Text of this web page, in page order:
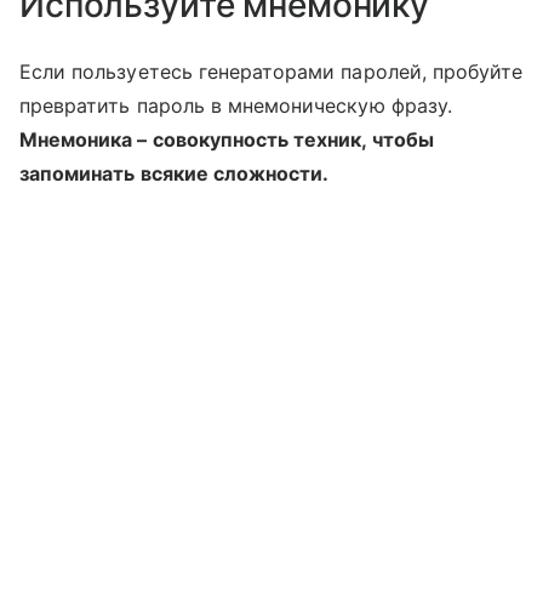
Если пользуетесь генераторами паролей, пробуйте
превратить пароль в мнемоническую фразу.
Мнемоника – совокупность техник, чтобы
запоминать всякие сложности.